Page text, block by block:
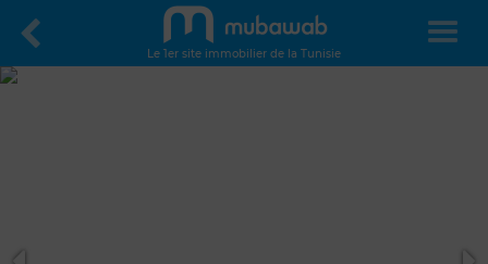
Le 1er site immobilier de la Tunisie